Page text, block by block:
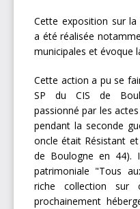
Cette exposition sur la
a été réalisée
municipales et évoque
Cette action a pu se
SP du CIS de
passionné par les
pendant la seconde
oncle était Résistant
de Boulogne en 44).
patrimoniale "Tous
riche collection sur
prochainement